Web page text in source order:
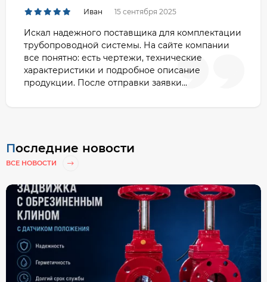
Иван 15 сентября 2025
Искал надежного поставщика для комплектации
трубопроводной системы. На сайте компании
все понятно: есть чертежи, технические
характеристики и подробное описание
продукции. После отправки заявки...
Последние новости
ВСЕ НОВОСТИ